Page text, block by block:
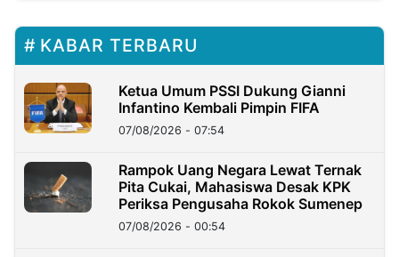
KABAR TERBARU
Ketua Umum PSSI Dukung Gianni
Infantino Kembali Pimpin FIFA
07/08/2026 - 07:54
Rampok Uang Negara Lewat Ternak
Pita Cukai, Mahasiswa Desak KPK
Periksa Pengusaha Rokok Sumenep
07/08/2026 - 00:54